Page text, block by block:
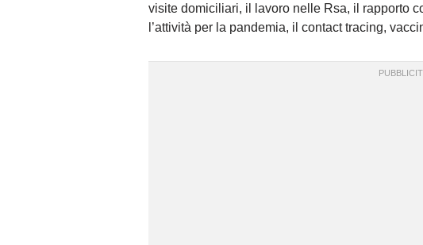
visite domiciliari, il lavoro nelle Rsa, il rapporto
l’attività per la pandemia, il contact tracing,